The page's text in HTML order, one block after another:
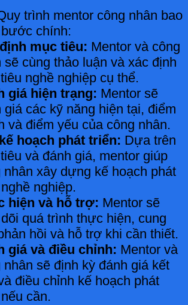
trình mentor công nhân bao
chính:
mục tiêu: Mentor và công
sẽ cùng thảo luận và xác định
nghề nghiệp cụ thể.
giá hiện trạng: Mentor sẽ
giá các kỹ năng hiện tại, điểm
và điểm yếu của công nhân.
hoạch phát triển: Dựa trên
và đánh giá, mentor giúp
nhân xây dựng kế hoạch phát
nghiệp.
hiện và hỗ trợ: Mentor sẽ
quá trình thực hiện, cung
hồi và hỗ trợ khi cần thiết.
giá và điều chỉnh: Mentor và
nhân sẽ định kỳ đánh giá kết
điều chỉnh kế hoạch phát
cần.